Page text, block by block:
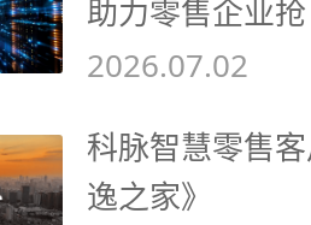
助力零售企业
2026.07.02
科脉智慧零售
逸之家》